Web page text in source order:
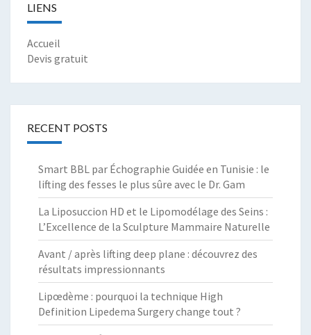
LIENS
Accueil
Devis gratuit
RECENT POSTS
Smart BBL par Échographie Guidée en Tunisie : le
lifting des fesses le plus sûre avec le Dr. Gam
La Liposuccion HD et le Lipomodélage des Seins :
L’Excellence de la Sculpture Mammaire Naturelle
Avant / après lifting deep plane : découvrez des
résultats impressionnants
Lipœdème : pourquoi la technique High
Definition Lipedema Surgery change tout ?